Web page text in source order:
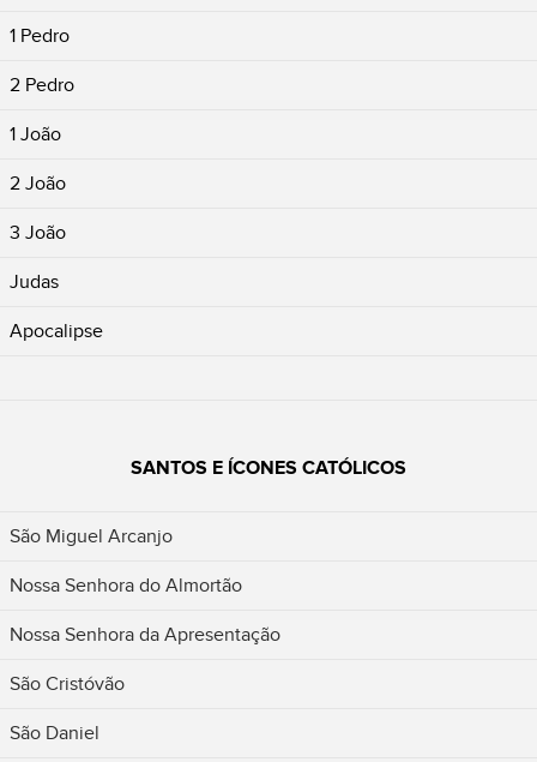
1 Pedro
2 Pedro
1 João
2 João
3 João
Judas
Apocalipse
SANTOS E ÍCONES CATÓLICOS
São Miguel Arcanjo
Nossa Senhora do Almortão
Nossa Senhora da Apresentação
São Cristóvão
São Daniel